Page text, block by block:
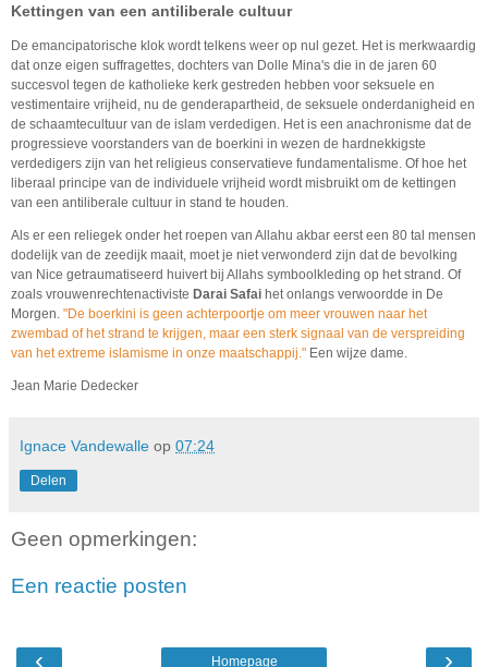
Kettingen van een antiliberale cultuur
De emancipatorische klok wordt telkens weer op nul gezet. Het is merkwaardig
dat onze eigen suffragettes, dochters van Dolle Mina's die in de jaren 60
succesvol tegen de katholieke kerk gestreden hebben voor seksuele en
vestimentaire vrijheid, nu de genderapartheid, de seksuele onderdanigheid en
de schaamtecultuur van de islam verdedigen. Het is een anachronisme dat de
progressieve voorstanders van de boerkini in wezen de hardnekkigste
verdedigers zijn van het religieus conservatieve fundamentalisme. Of hoe het
liberaal principe van de individuele vrijheid wordt misbruikt om de kettingen
van een antiliberale cultuur in stand te houden.
Als er een reliegek onder het roepen van Allahu akbar eerst een 80 tal mensen
dodelijk van de zeedijk maait, moet je niet verwonderd zijn dat de bevolking
van Nice getraumatiseerd huivert bij Allahs symboolkleding op het strand. Of
zoals vrouwenrechtenactiviste Darai Safai het onlangs verwoordde in De
Morgen. "De boerkini is geen achterpoortje om meer vrouwen naar het
zwembad of het strand te krijgen, maar een sterk signaal van de verspreiding
van het extreme islamisme in onze maatschappij." Een wijze dame.
Jean Marie Dedecker
Ignace Vandewalle op 07:24
Delen
Geen opmerkingen:
Een reactie posten
‹ ›
Homepage